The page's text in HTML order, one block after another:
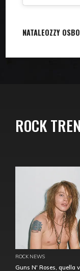
NATALEOZZY
ROCK
ROCK NEWS
Guns N' Roses, quella